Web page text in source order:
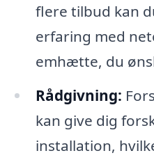
flere tilbud kan
erfaring med
emhætte, du
Rådgivning:
kan give dig
installation,